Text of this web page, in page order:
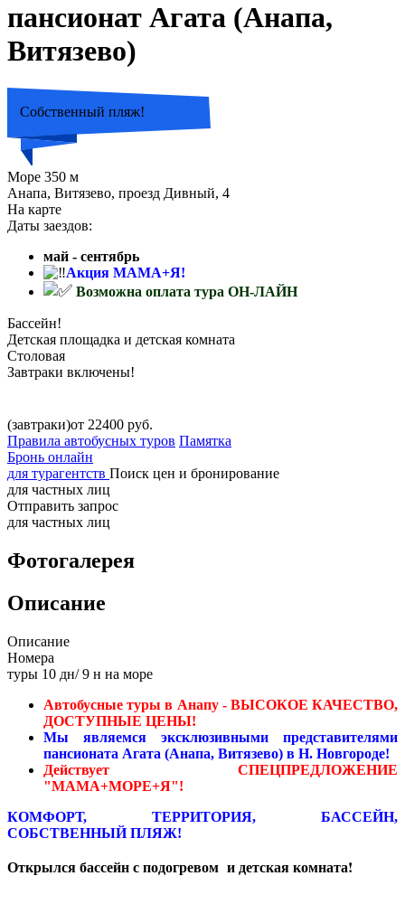
пансионат Агата (Анапа,
Витязево)
Собственный пляж!
Море 350 м
Анапа, Витязево, проезд Дивный, 4
На карте
Даты заездов:
май - сентябрь
Акция МАМА+Я!
Возможна оплата тура ОН-ЛАЙН
Бассейн!
Детская площадка и детская комната
Столовая
Завтраки включены!
(завтраки)от 22400 руб.
Правила автобусных туров Памятка
Бронь онлайн
для турагентств Поиск цен и бронирование
для частных лиц
Отправить запрос
для частных лиц
Фотогалерея
Описание
Описание
Номера
туры 10 дн/ 9 н на море
Автобусные туры в Анапу - ВЫСОКОЕ КАЧЕСТВО,
ДОСТУПНЫЕ ЦЕНЫ!
Мы являемся эксклюзивными представителями
пансионата Агата (Анапа, Витязево) в Н. Новгороде!
Действует СПЕЦПРЕДЛОЖЕНИЕ
"МАМА+МОРЕ+Я"!
КОМФОРТ, ТЕРРИТОРИЯ, БАССЕЙН,
СОБСТВЕННЫЙ ПЛЯЖ!
Открылся бассейн с подогревом и детская комната!